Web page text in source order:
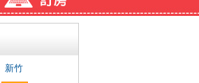
新竹